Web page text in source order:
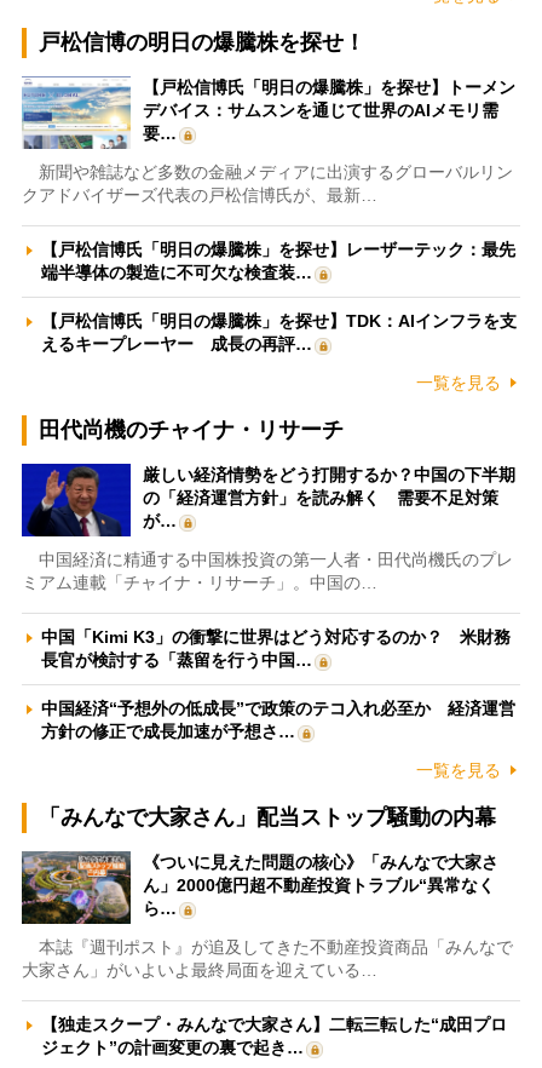
戸松信博の明日の爆騰株を探せ！
【戸松信博氏「明日の爆騰株」を探せ】トーメン
デバイス：サムスンを通じて世界のAIメモリ需
要…
新聞や雑誌など多数の金融メディアに出演するグローバルリン
クアドバイザーズ代表の戸松信博氏が、最新…
【戸松信博氏「明日の爆騰株」を探せ】レーザーテック：最先
端半導体の製造に不可欠な検査装…
【戸松信博氏「明日の爆騰株」を探せ】TDK：AIインフラを支
えるキープレーヤー 成長の再評…
一覧を見る
田代尚機のチャイナ・リサーチ
厳しい経済情勢をどう打開するか？中国の下半期
の「経済運営方針」を読み解く 需要不足対策
が…
中国経済に精通する中国株投資の第一人者・田代尚機氏のプレ
ミアム連載「チャイナ・リサーチ」。中国の…
中国「Kimi K3」の衝撃に世界はどう対応するのか？ 米財務
長官が検討する「蒸留を行う中国…
中国経済“予想外の低成長”で政策のテコ入れ必至か 経済運営
方針の修正で成長加速が予想さ…
一覧を見る
「みんなで大家さん」配当ストップ騒動の内幕
《ついに見えた問題の核心》「みんなで大家さ
ん」2000億円超不動産投資トラブル“異常なく
ら…
本誌『週刊ポスト』が追及してきた不動産投資商品「みんなで
大家さん」がいよいよ最終局面を迎えている…
【独走スクープ・みんなで大家さん】二転三転した“成田プロ
ジェクト”の計画変更の裏で起き…